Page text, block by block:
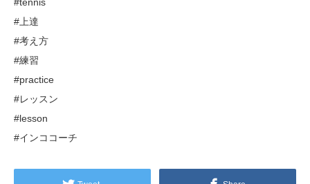
#上達
#考え方
#練習
#practice
#レッスン
#lesson
#インココーチ